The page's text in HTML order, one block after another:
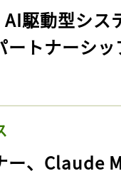
AI駆動型シ
ートナーシ
ー、Claude